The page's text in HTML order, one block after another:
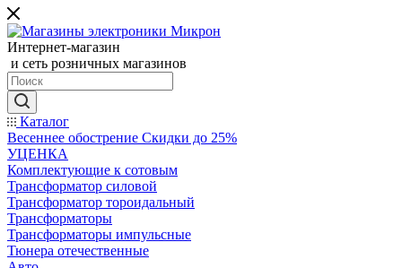
Интернет-магазин
и сеть розничных магазинов
Каталог
Весеннее обострение Скидки до 25%
УЦЕНКА
Комплектующие к сотовым
Трансформатор силовой
Трансформатор тороидальный
Трансформаторы
Трансформаторы импульсные
Тюнера отечественные